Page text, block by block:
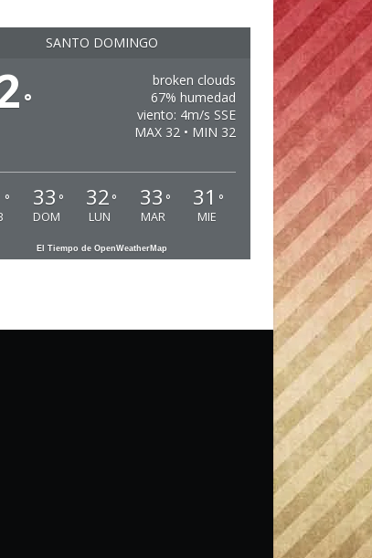
SANTO DOMINGO
°
broken clouds
67% humedad
viento: 4m/s SSE
MAX 32 • MIN 32
° 33 °
DOM
32 °
LUN
33 °
MAR
31 °
MIE
El Tiempo de OpenWeatherMap